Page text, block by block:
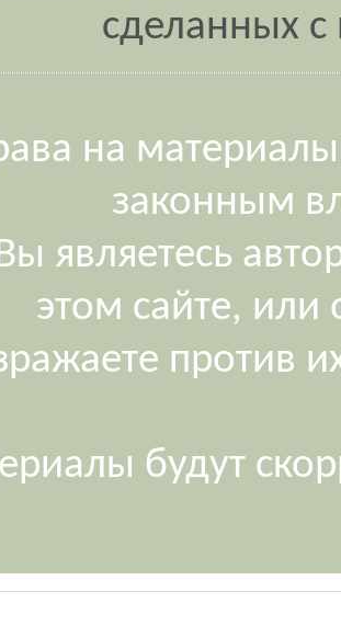
сделанных
на
законным
являетесь
этом сайте, или
против
будут